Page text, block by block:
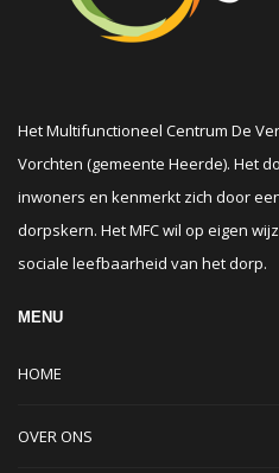
Het Multifunctioneel Centrum De
Vorchten (gemeente Heerde). Het
inwoners en kenmerkt zich door
dorpskern. Het MFC wil op eigen
sociale leefbaarheid van het dorp.
MENU
HOME
OVER ONS